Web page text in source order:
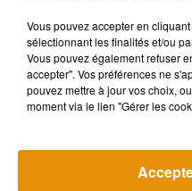
Musique
Vous pouvez accepter en
sélectionnant les finalités et/ou
Vous pouvez également refuser
accepter". Vos préférences ne
pouvez mettre à jour vos choix,
moment via le lien "Gérer les